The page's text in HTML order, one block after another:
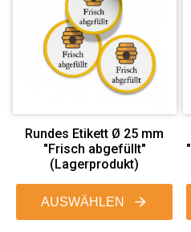
Rundes Etikett Ø 25 mm
"Frisch abgefüllt"
(Lagerprodukt)
AUSWÄHLEN